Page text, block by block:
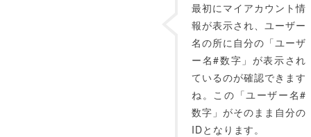
最初にマイアカウント情
報が表示され、ユーザー
名の所に自分の「ユーザ
ー名#数字」が表示され
ているのが確認できます
ね。この「ユーザー名#
数字」がそのまま自分の
IDとなります。